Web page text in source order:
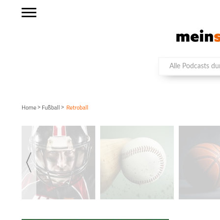
Home > Fußball > Retroball